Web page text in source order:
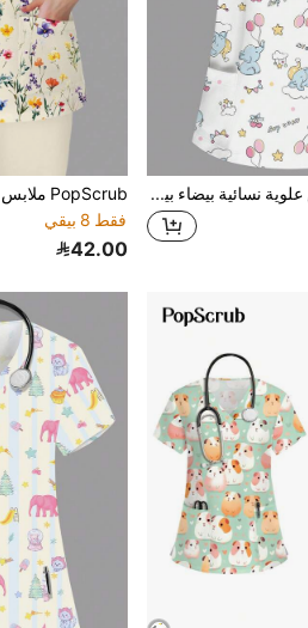
PopScrub ملابس علوية نسائية بيضاء بياقة على شكل حرف V وأكمام قصيرة وجيوب مزدوجة بطبعة فيل كرتوني لطيف، زي ممرضة وطبيبة، زي جراحة للفحص الصحي، زي عمل لتزيين الحيوانات الأليفة، ملابس عمل لأخصائية التغذية، معطف مختبر بأكمام قصيرة، ملابس عمل وظيفية متعددة الجيوب، ملابس عطلات نسائية وظيفية لطيفة
فقط 8 بيقي
42.00